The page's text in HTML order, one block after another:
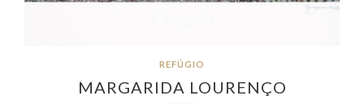
REFÚGIO
MARGARIDA LOURENÇO